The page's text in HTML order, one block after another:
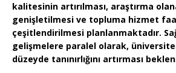
kalitesinin artırılması, araştırma
genişletilmesi ve topluma hizmet
çeşitlendirilmesi planlanmaktadır.
gelişmelere paralel olarak,
düzeyde tanınırlığını artırması